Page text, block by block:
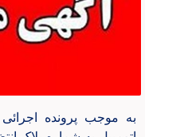
به موجب پرونده